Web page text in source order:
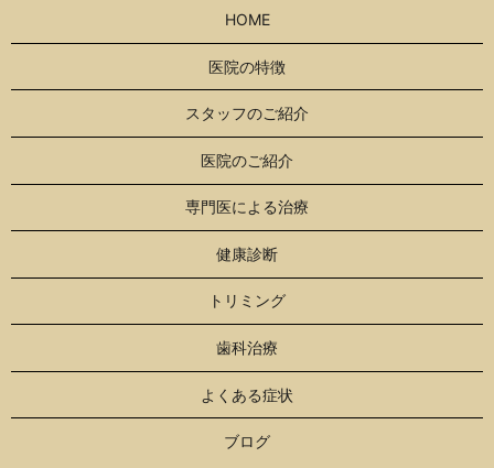
HOME
医院の特徴
スタッフのご紹介
医院のご紹介
専門医による治療
健康診断
トリミング
歯科治療
よくある症状
ブログ